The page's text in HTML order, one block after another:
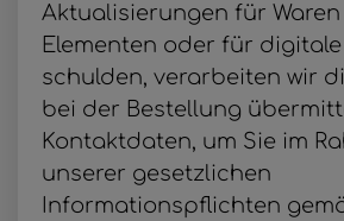
Aktualisierungen für
Elementen oder für
schulden, verarbeiten wir
bei der Bestellung
Kontaktdaten, um Sie im
unserer gesetzlichen
Informationspflichten